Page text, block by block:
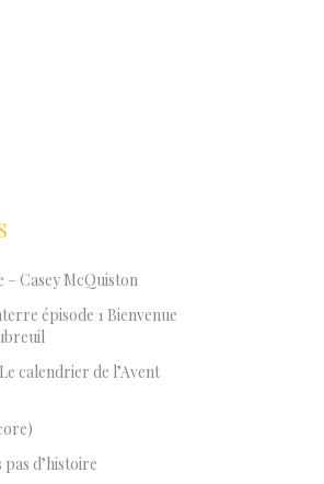
Casey McQuiston
épisode 1 Bienvenue
calendrier de l’Avent
d’histoire